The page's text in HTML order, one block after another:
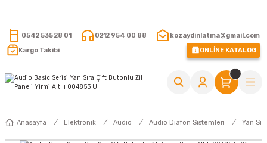
0542 535 28 01 0212 954 00 88
kozaydinlatma@gmail.com
Kargo Takibi
ONLİNE KATALOG
Anasayfa Elektronik Audio Audio Diafon Sistemleri Yan